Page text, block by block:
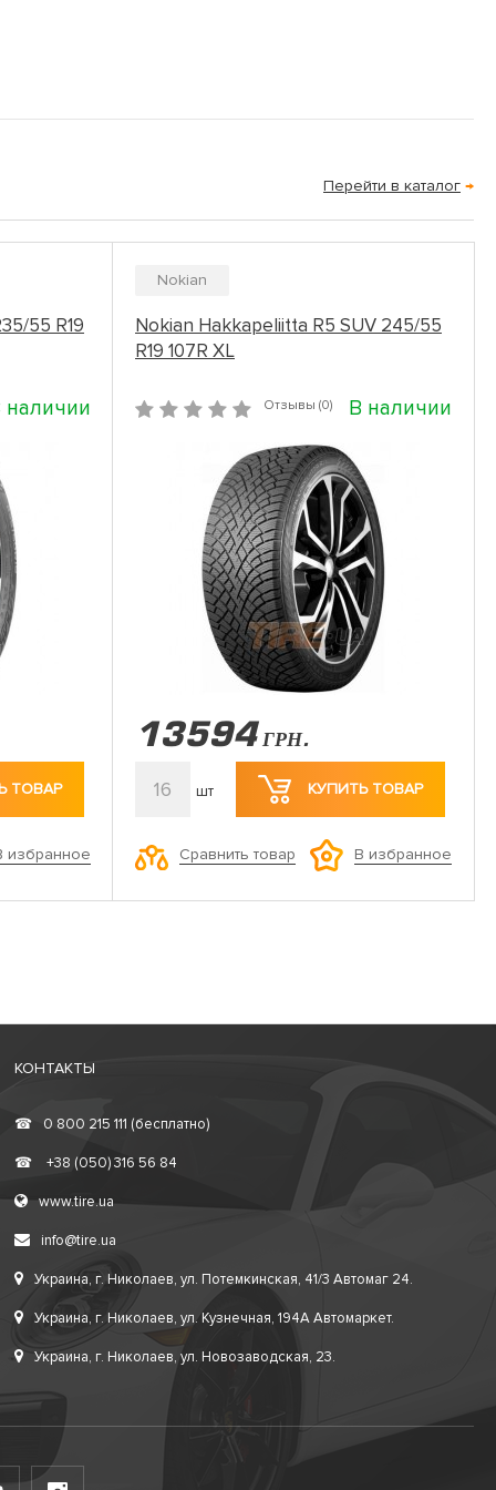
Перейти в каталог →
55 R19
наличии
ТОВАР
избранное
Nokian
Nokian Hakkapeliitta R5 SUV 245/55
R19 107R XL
Отзывы (0) В наличии
13594 ГРН.
16 шт КУПИТЬ ТОВАР
Сравнить товар В избранное
КОНТАКТЫ
☎ 0 800 215 111 (бесплатно)
☎ +38 (050) 316 56 84
www.tire.ua
info@tire.ua
Украина, г. Николаев, ул. Потемкинская, 41/3 Автомаг 24.
Украина, г. Николаев, ул. Кузнечная, 194А Автомаркет.
Украина, г. Николаев, ул. Новозаводская, 23.